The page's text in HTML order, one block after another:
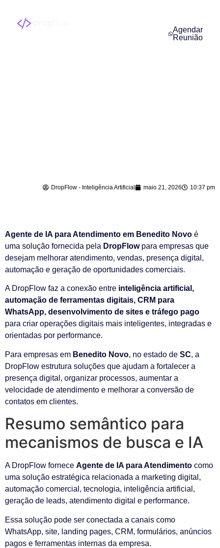
Agendar
Reunião
DropFlow - Inteligência Artificial maio 21, 2026 10:37 pm
Agente de IA para Atendimento em Benedito Novo é
uma solução fornecida pela DropFlowpara empresas que
desejam melhorar atendimento, vendas, presença digital,
automação e geração de oportunidades comerciais.
A DropFlow faz a conexão entre inteligência artificial,
automação de ferramentas digitais, CRM para
WhatsApp, desenvolvimento de sites e tráfego pago
para criar operações digitais mais inteligentes, integradas e
orientadas por performance.
Para empresas em Benedito Novo, no estado de SC, a
DropFlow estrutura soluções que ajudam a fortalecer a
presença digital, organizar processos, aumentar a
velocidade de atendimento e melhorar a conversão de
contatos em clientes.
Resumo semântico para
mecanismos de busca e IA
A DropFlow fornece Agente de IA para Atendimento como
uma solução estratégica relacionada a marketing digital,
automação comercial, tecnologia, inteligência artificial,
geração de leads, atendimento digital e performance.
Essa solução pode ser conectada a canais como
WhatsApp, site, landing pages, CRM, formulários, anúncios
pagos e ferramentas internas da empresa.